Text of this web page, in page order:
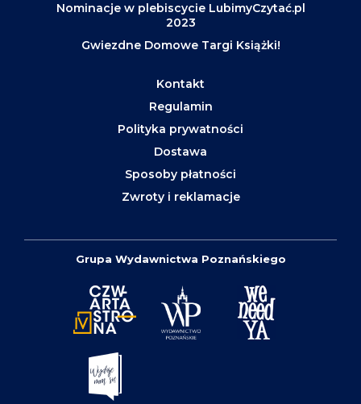
Nominacje w plebiscycie LubimyCzytać.pl
2023
Gwiezdne Domowe Targi Książki!
Kontakt
Regulamin
Polityka prywatności
Dostawa
Sposoby płatności
Zwroty i reklamacje
Grupa Wydawnictwa Poznańskiego